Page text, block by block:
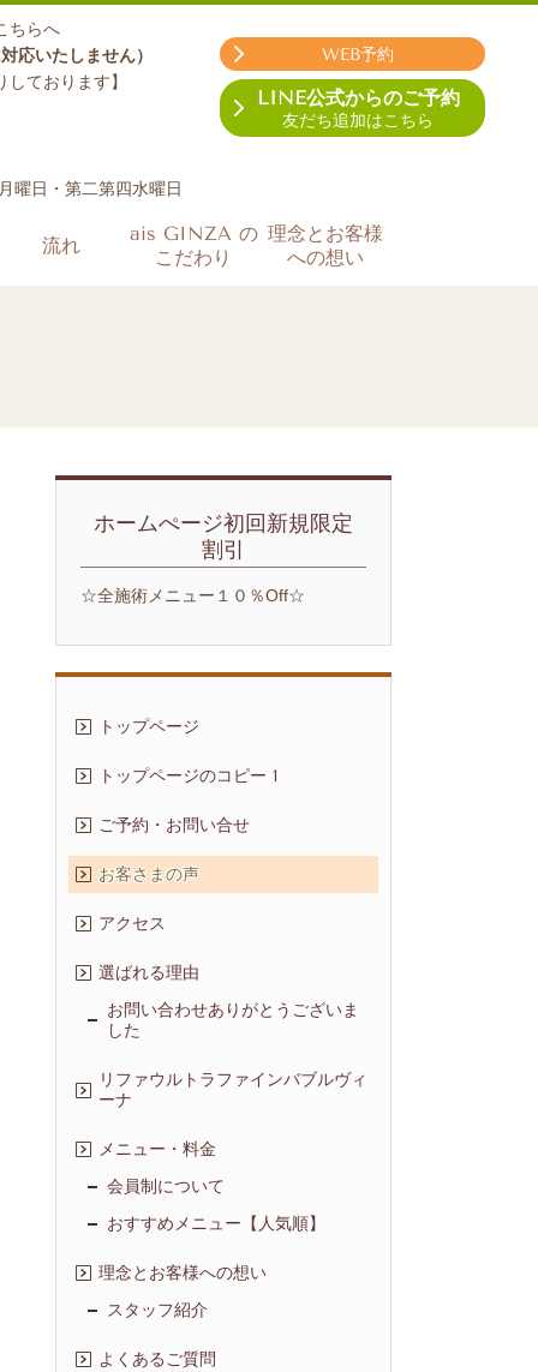
ちらへ
応いたしません）
ております】
曜日・第二第四水曜日
WEB予約
LINE公式からのご予約
友だち追加はこちら
流れ
ais GINZA の
こだわり
理念とお客様
への想い
ホームぺージ初回新規限定
割引
☆全施術メニュー１０％Off☆
トップページ
トップページのコピー 1
ご予約・お問い合せ
お客さまの声
アクセス
選ばれる理由
お問い合わせありがとうございま
した
リファウルトラファインバブルヴィ
ーナ
メニュー・料金
会員制について
おすすめメニュー【人気順】
理念とお客様への想い
スタッフ紹介
よくあるご質問